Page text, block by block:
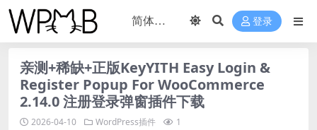
登录
亲测+稀缺+正版KeyYITH Easy Login &
Register Popup For WooCommerce
2.14.0 注册登录弹窗插件下载
2026-04-10 WordPress插件 1